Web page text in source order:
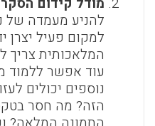
להניע מעמדה של
למקום פעיל יצרן
המלאכותית צריך
עוד אפשר ללמוד
נוספים יכולים
הזה? מה חסר